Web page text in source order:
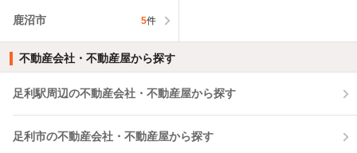
鹿沼市 5件
不動産会社・不動産屋から探す
足利駅周辺の不動産会社・不動産屋から探す
足利市の不動産会社・不動産屋から探す